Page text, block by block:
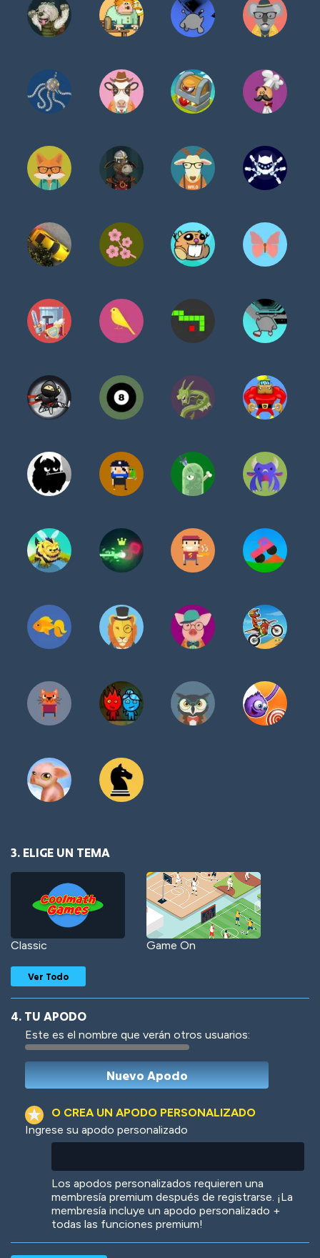
3. ELIGE UN TEMA
Classic Game On
Woof Jungle Cats
Ver Todo
4. TU APODO
Este es el nombre que verán otros usuarios:
O CREA UN APODO PERSONALIZADO
Ingrese su apodo personalizado
Los apodos personalizados requieren una
membresía premium después de registrarse. ¡La
membresía incluye un apodo personalizado +
todas las funciones premium!